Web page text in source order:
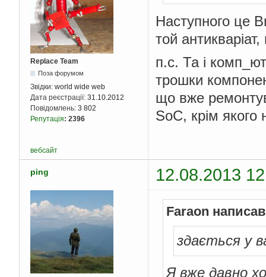
Replace Team
Поза форумом
Звідки: world wide web
Дата реєстрації: 31.10.2012
Повідомлень: 3 802
Репутація: 2396
Наступного це
той
п.с. Та і
трошки
що вже
SoC, крім
вебсайт
ping 12.08.2013
Faraon
здається у
Я вже давно